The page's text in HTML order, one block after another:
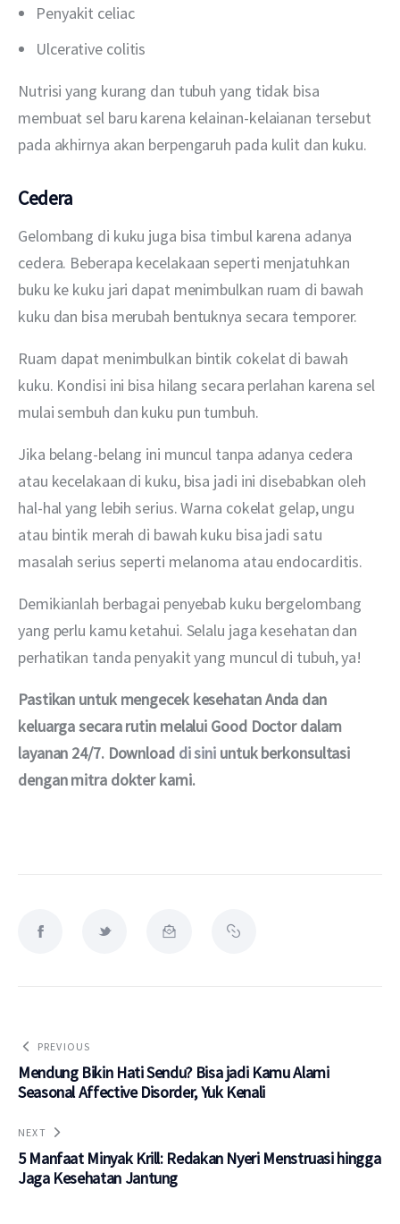
Penyakit celiac
Ulcerative colitis
Nutrisi yang kurang dan tubuh yang tidak bisa
membuat sel baru karena kelainan-kelaianan tersebut
pada akhirnya akan berpengaruh pada kulit dan kuku.
Cedera
Gelombang di kuku juga bisa timbul karena adanya
cedera. Beberapa kecelakaan seperti menjatuhkan
buku ke kuku jari dapat menimbulkan ruam di bawah
kuku dan bisa merubah bentuknya secara temporer.
Ruam dapat menimbulkan bintik cokelat di bawah
kuku. Kondisi ini bisa hilang secara perlahan karena sel
mulai sembuh dan kuku pun tumbuh.
Jika belang-belang ini muncul tanpa adanya cedera
atau kecelakaan di kuku, bisa jadi ini disebabkan oleh
hal-hal yang lebih serius. Warna cokelat gelap, ungu
atau bintik merah di bawah kuku bisa jadi satu
masalah serius seperti melanoma atau endocarditis.
Demikianlah berbagai penyebab kuku bergelombang
yang perlu kamu ketahui. Selalu jaga kesehatan dan
perhatikan tanda penyakit yang muncul di tubuh, ya!
Pastikan untuk mengecek kesehatan Anda dan
keluarga secara rutin melalui Good Doctor dalam
layanan 24/7. Download di sini untuk berkonsultasi
dengan mitra dokter kami.
PREVIOUS
Mendung Bikin Hati Sendu? Bisa jadi Kamu Alami
Seasonal Affective Disorder, Yuk Kenali
NEXT
5 Manfaat Minyak Krill: Redakan Nyeri Menstruasi hingga
Jaga Kesehatan Jantung